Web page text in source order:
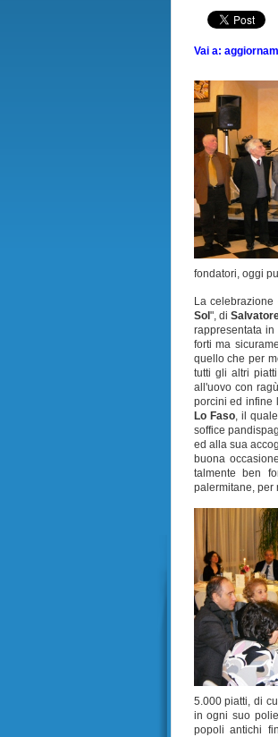
Vai a:
fondatori, oggi
La
Sol ", di
rappresentata
forti ma
quello che per
tutti gli altri
all'uovo con
porcini ed infine
Lo Faso, il
soffice
ed alla sua
buona
talmente ben
palermitane, per
5.000 piatti, di
in ogni suo
popoli antichi